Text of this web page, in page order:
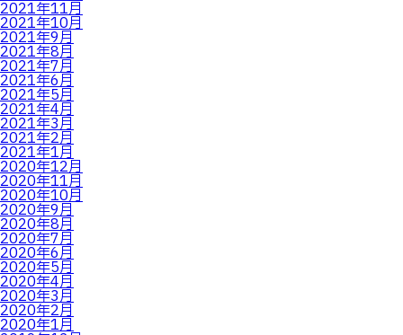
2021年11月
2021年10月
2021年9月
2021年8月
2021年7月
2021年6月
2021年5月
2021年4月
2021年3月
2021年2月
2021年1月
2020年12月
2020年11月
2020年10月
2020年9月
2020年8月
2020年7月
2020年6月
2020年5月
2020年4月
2020年3月
2020年2月
2020年1月